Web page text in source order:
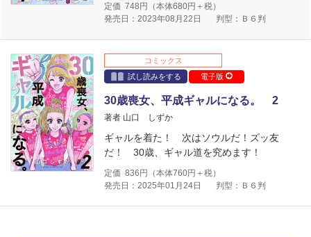
定価 748 円（本体680円＋税）
発売日：2023年08月22日
判型：Ｂ６判
コミックス
試し読みをする
電子版
30歳喪女、平成ギャルになる。 2
著者 山口 しずか
ギャルを着た！ 次はソウルだ！ズッ友
だ！ 30歳、ギャル道を究めます！
定価 836 円（本体760円＋税）
発売日：2025年01月24日
判型：Ｂ６判